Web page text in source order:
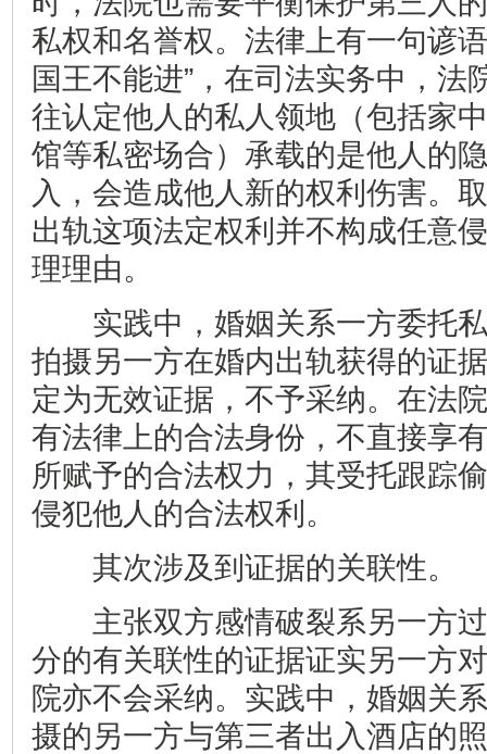
私权和名誉权。法律上有一句谚
国王不能进”，在司法实务中，法
往认定他人的私人领地（包括家
馆等私密场合）承载的是他人的
入，会造成他人新的权利伤害。
出轨这项法定权利并不构成任意
理理由。
实践中，婚姻关系一方委托私
拍摄另一方在婚内出轨获得的证
定为无效证据，不予采纳。在法
有法律上的合法身份，不直接享
所赋予的合法权力，其受托跟踪
侵犯他人的合法权利。
其次涉及到证据的关联性。
主张双方感情破裂系另一方过
分的有关联性的证据证实另一方
院亦不会采纳。 实践中，婚姻关
摄的另一方与第三者出入酒店的